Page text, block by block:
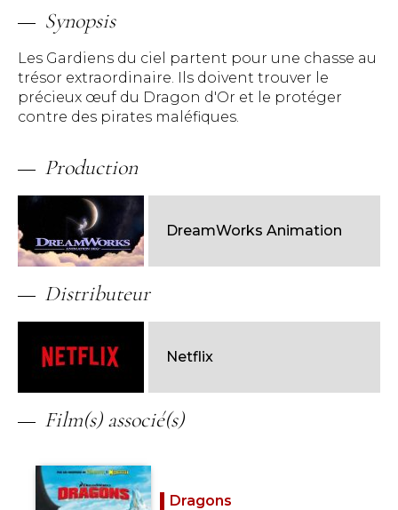
Synopsis
Les Gardiens du ciel partent pour une chasse au
trésor extraordinaire. Ils doivent trouver le
précieux œuf du Dragon d'Or et le protéger
contre des pirates maléfiques.
Production
DreamWorks Animation
Distributeur
Netflix
Film(s) associé(s)
Dragons